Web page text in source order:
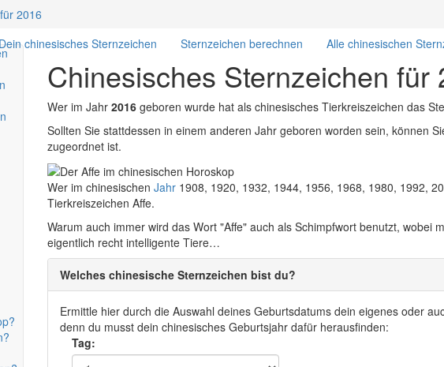
chinesisches Sternzeichen Sternzeichen berechnen Alle chinesischen
2016
Chinesisches Sternzeichen für
Wer im Jahr 2016 geboren wurde hat als chinesisches Tierkreiszeichen das
Sollten Sie stattdessen in einem anderen Jahr geboren worden sein, können
zugeordnet ist.
Wer im chinesischen Jahr 1908, 1920, 1932, 1944, 1956, 1968, 1980, 1992,
Tierkreiszeichen Affe.
Warum auch immer wird das Wort "Affe" auch als Schimpfwort benutzt,
eigentlich recht intelligente Tiere…
Welches chinesische Sternzeichen bist du?
Ermittle hier durch die Auswahl deines Geburtsdatums dein eigenes oder
denn du musst dein chinesisches Geburtsjahr dafür herausfinden:
Tag: